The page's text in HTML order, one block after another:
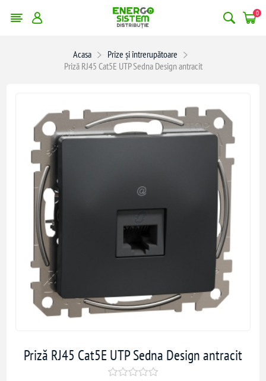
0
Acasa
Prize și întrerupătoare
Priză RJ45 Cat5E UTP Sedna Design antracit
Priză RJ45 Cat5E UTP Sedna Design antracit